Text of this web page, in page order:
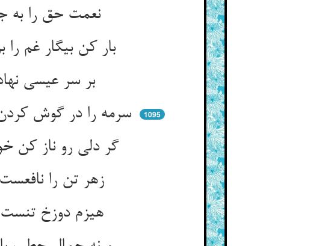
نعمت حق را به جان و عقل ده ** نه به طبع پر زحیر پر گره
بار کن بیگار غم را بر تنت ** بر دل و جان کم نه آن جان کندنت
بر سر عیسی نهاده تنگ بار ** خر سکیزه می‌زند در مرغزار
سرمه را در گوش کردن شرط نیست ** کار دل را جستن از تن شرط نیست
1095
گر دلی رو ناز کن خواری مکش ** ور تنی شکر منوش و زهر چش
زهر تن را نافعست و قند بد ** تن همان بهتر که باشد بی‌مدد
هیزم دوزخ تنست و کم کنش ** ور بروید هیزمی رو بر کنش